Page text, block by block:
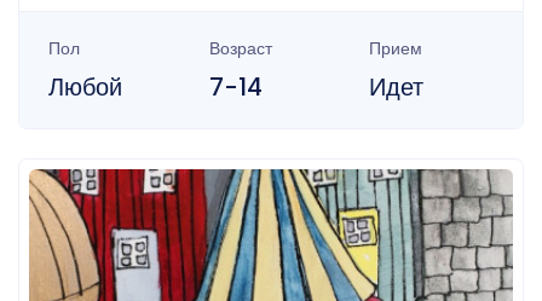
Пол
Любой
Возраст
7-14
Прием
Идет